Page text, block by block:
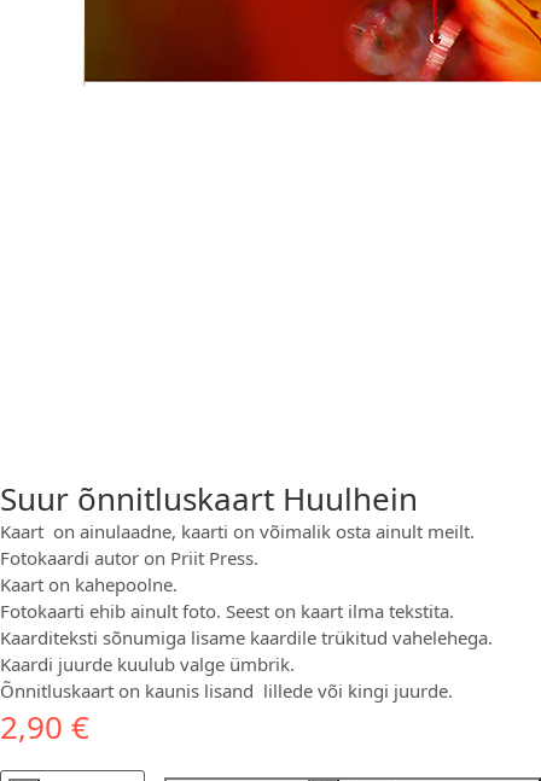
Suur õnnitluskaart Huulhein
Kaart on ainulaadne, kaarti on võimalik osta ainult meilt.
Fotokaardi autor on Priit Press.
Kaart on kahepoolne.
Fotokaarti ehib ainult foto. Seest on kaart ilma tekstita.
Kaarditeksti sõnumiga lisame kaardile trükitud vahelehega.
Kaardi juurde kuulub valge ümbrik.
Õnnitluskaart on kaunis lisand lillede või kingi juurde.
2,90 €